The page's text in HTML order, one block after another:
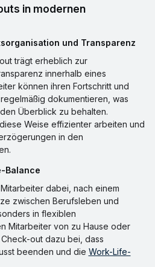
und Transparenz
trägt erheblich zur
innerhalb eines
können ihren Fortschritt und
dokumentieren, was
Überblick zu behalten.
Weise effizienter arbeiten und
in den
Balance
dabei, nach einem
zwischen Berufsleben und
in flexiblen
Mitarbeiter von zu Hause oder
out dazu bei, dass
beenden und die Work-Life-